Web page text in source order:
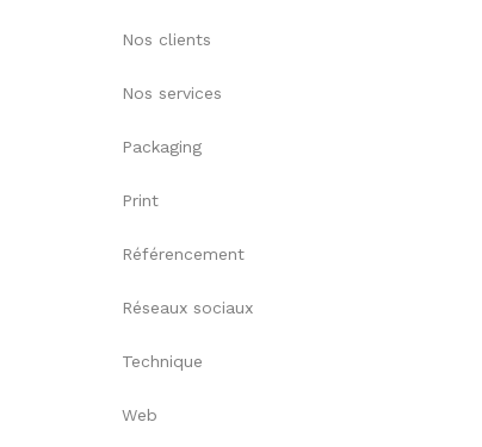
Nos clients
Nos services
Packaging
Print
Référencement
Réseaux sociaux
Technique
Web